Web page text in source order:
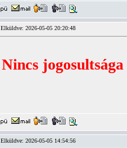
Elküldve: 2026-05-05 20:20:48
Nincs
Elküldve: 2026-05-05 14:54:56